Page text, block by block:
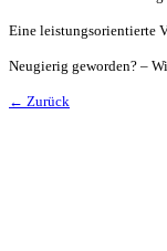
Eine leistungsorientierte
Neugierig geworden? –
← Zurück